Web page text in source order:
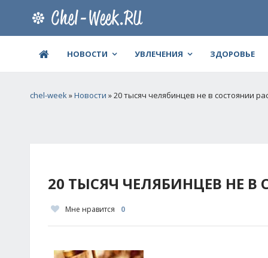
НОВОСТИ УВЛЕЧЕНИЯ ЗДОРОВЬЕ
chel-week»Новости » 20 тысяч челябинцев не в состоянии
20 ТЫСЯЧ ЧЕЛЯБИНЦЕВ НЕ
Мне нравится 0